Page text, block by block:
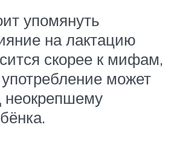
упомянуть
на лактацию
скорее к мифам,
может
неокрепшему